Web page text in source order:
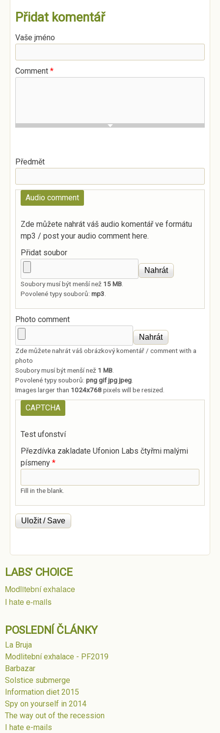
Přidat komentář
Vaše jméno
Comment *
Předmět
Audio comment
Zde můžete nahrát váš audio komentář ve formátu
mp3 / post your audio comment here.
Přidat soubor
Soubory musí být menší než 15 MB
Povolené typy souborů: mp3
Photo comment
Zde můžete nahrát váš obrázkový komentář / comment with a
photo
Soubory musí být menší než 1 MB
Povolené typy souborů: png gif jpg jpeg
Images larger than 1024x768pixels will be resized.
CAPTCHA
Test ufonství
Přezdívka zakladate Ufonion Labs čtyřmi malými
písmeny *
Fill in the blank.
LABS' CHOICE
Modlitební exhalace
I hate e-mails
POSLEDNÍ ČLÁNKY
La Bruja
Modlitební exhalace - PF2019
Barbazar
Solstice submerge
Information diet 2015
Spy on yourself in 2014
The way out of the recession
I hate e-mails